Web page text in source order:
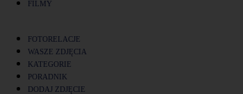
FILMY
FOTORELACJE
WASZE ZDJĘCIA
KATEGORIE
PORADNIK
DODAJ ZDJĘCIE